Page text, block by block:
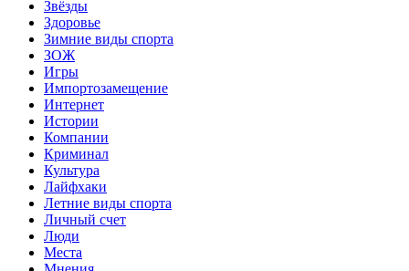
Звёзды
Здоровье
Зимние виды спорта
ЗОЖ
Игры
Импортозамещение
Интернет
Истории
Компании
Криминал
Культура
Лайфхаки
Летние виды спорта
Личный счет
Люди
Места